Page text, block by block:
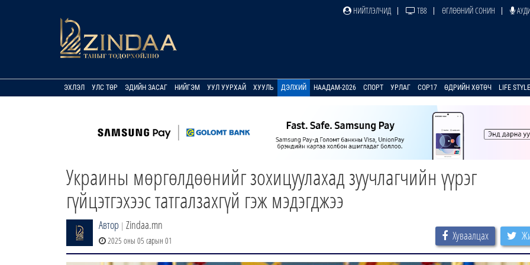
НИЙТЛЭЛЧИД ТВ8 ӨГЛӨӨНИЙ СОНИН
ЭХЛЭЛ УЛС ТӨР ЭДИЙН ЗАСАГ НИЙГЭМ УУЛ УУРХАЙ ХУУЛЬ ДЭЛХИЙ НААДАМ-2026 СПОРТ УРЛАГ COP17 ӨДРИЙН ХӨТӨЧ LIFE STYLE
Украины мөргөлдөөнийг зохицуулахад зуучлагчийн үүрэг
гүйцэтгэхээс татгалзахгүй гэж мэдэгджээ
Автор | Zindaa.mn
2025 оны 05 сарын 01 Хуваалцах